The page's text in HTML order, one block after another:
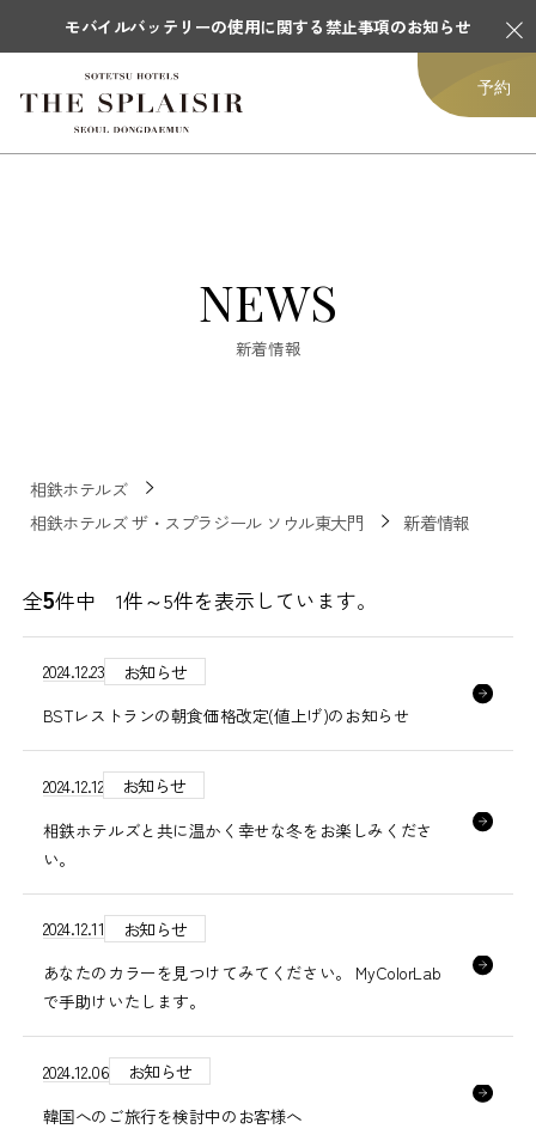
モバイルバッテリーの使用に関する禁止事項のお知らせ
予約
NEWS
新着情報
相鉄ホテルズ
相鉄ホテルズ ザ・スプラジール ソウル東大門
新着情報
全5件中 1件～5件を表示しています。
2024.12.23 お知らせ
BSTレストランの朝食価格改定(値上げ)のお知らせ
2024.12.12 お知らせ
相鉄ホテルズと共に温かく幸せな冬をお楽しみくださ
い。
2024.12.11 お知らせ
あなたのカラーを見つけてみてください。 MyColorLab
で手助けいたします。
2024.12.06 お知らせ
韓国へのご旅行を検討中のお客様へ